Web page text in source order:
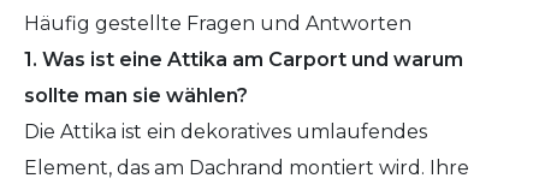
Häufig gestellte Fragen und Antworten
1. Was ist eine Attika am Carport und warum
sollte man sie wählen?
Die Attika ist ein dekoratives umlaufendes
Element, das am Dachrand montiert wird. Ihre